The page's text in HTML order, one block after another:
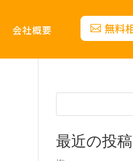
会社概要 無料
最近の投稿